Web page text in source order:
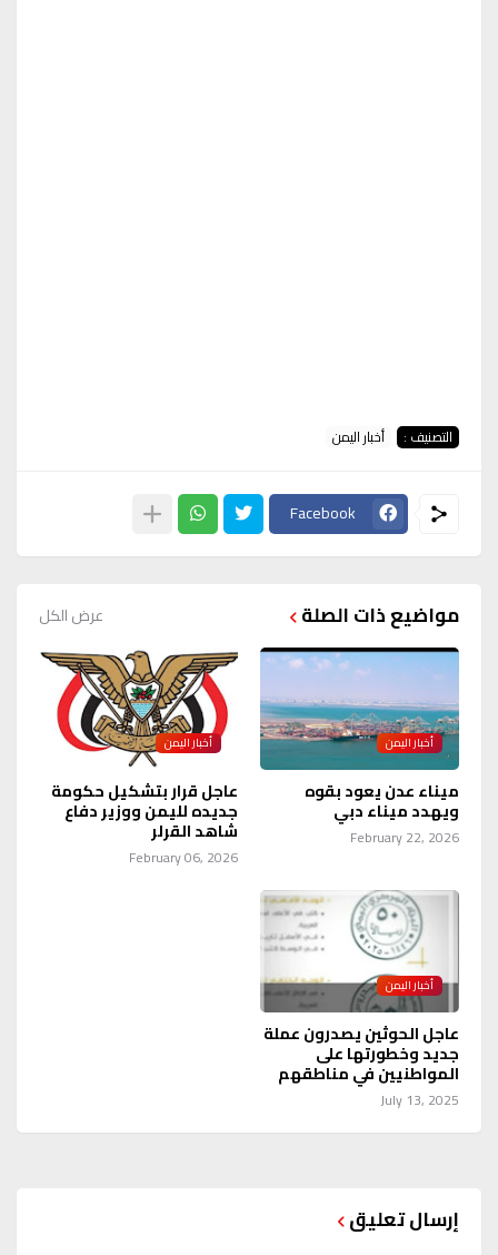
التصنيف : أخبار اليمن
Facebook
مواضيع ذات الصلة عرض الكل
أخبار اليمن
ميناء عدن يعود بقوه
ويهدد ميناء دبي
February 22, 2026
أخبار اليمن
عاجل قرار بتشكيل حكومة
جديده لليمن ووزير دفاع
شاهد القرلر
February 06, 2026
أخبار اليمن
عاجل الحوثين يصدرون عملة
جديد وخطورتها على
المواطنيين في مناطقهم
July 13, 2025
إرسال تعليق